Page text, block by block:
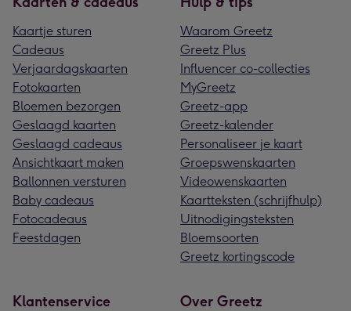
Kaartje sturen
Cadeaus
Verjaardagskaarten
Fotokaarten
Bloemen bezorgen
Geslaagd kaarten
Geslaagd cadeaus
Ansichtkaart maken
Ballonnen versturen
Baby cadeaus
Fotocadeaus
Feestdagen
Waarom Greetz
Greetz Plus
Influencer co-collecties
MyGreetz
Greetz-app
Greetz-kalender
Personaliseer je kaart
Groepswenskaarten
Videowenskaarten
Kaartteksten (schrijfhulp)
Uitnodigingsteksten
Bloemsoorten
Greetz kortingscode
Klantenservice Over Greetz